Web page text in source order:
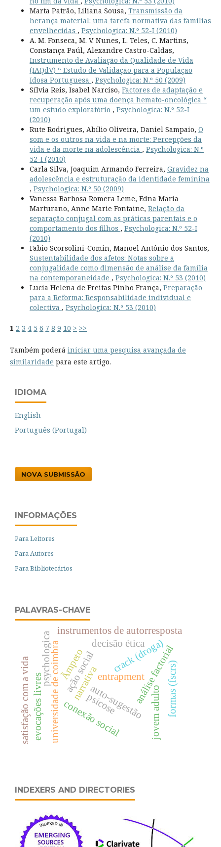
Marta Patrão, Liliana Sousa, Transmissão da
herança material: uma tarefa normativa das famílias
envelhecidas , Psychologica: N.º 52-I (2010)
A. M. Fonseca, M. V. Nunes, L. Teles, C. Martins,
Constança Paúl, Alexandre Castro-Caldas,
Instrumento de Avaliação da Qualidade de Vida
(IAQdV) “ Estudo de Validação para a População
Idosa Portuguesa , Psychologica: N.º 50 (2009)
Sílvia Reis, Isabel Narciso, Factores de adaptação e
recuperação após uma doença hemato-oncológica “
um estudo exploratório , Psychologica: N.º 52-I
(2010)
Rute Rodrigues, Abílio Oliveira, Daniel Sampaio, O
som e os outros na vida e na morte: Percepções da
vida e da morte na adolescência , Psychologica: N.º
52-I (2010)
Carla Silva, Joaquim Armando Ferreira, Gravidez na
adolescência e estruturação da identidade feminina
, Psychologica: N.º 50 (2009)
Vanessa Barbosa Romera Leme, Edna Maria
Marturano, Anne Marie Fontaine, Relação da
separação conjugal com as práticas parentais e o
comportamento dos filhos , Psychologica: N.º 52-I
(2010)
Fabio Scorsolini-Comin, Manoel Antônio dos Santos,
Sustentabilidade dos afetos: Notas sobre a
conjugalidade como dimensão de análise da família
na contemporaneidade , Psychologica: N.º 53 (2010)
Lucia Helena de Freitas Pinho França, Preparação
para a Reforma: Responsabilidade individual e
colectiva , Psychologica: N.º 53 (2010)
1 2 3 4 5 6 7 8 9 10 > >>
Também poderá iniciar uma pesquisa avançada de
similaridade para este artigo.
IDIOMA
English
Português (Portugal)
NOVA SUBMISSÃO
INFORMAÇÕES
Para Leitores
Para Autores
Para Bibliotecários
PALAVRAS-CHAVE
auto-sugestão
ação social
universidade de coimbra
psychologica análise factorial
narrativaentrapment
evocações livres jovem adulto
crack (droga)
conexão social
psicose
instrumentos de autorresposta
Ãmpeto formas (fscrs)
decisão ética
satisfação com a vida
INDEXERS AND DIRECTORIES